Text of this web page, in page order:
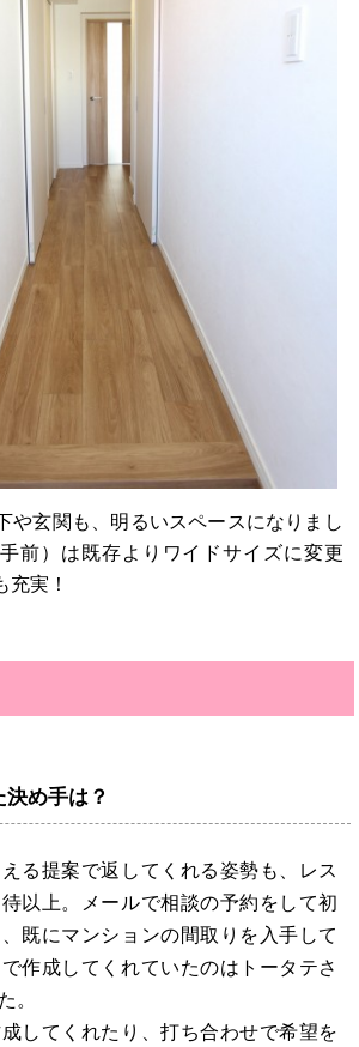
や玄関も、明るいスペースになりまし
前）は既存よりワイドサイズに変更
充実！
決め手は？
る提案で返してくれる姿勢も、レス
以上。メールで相談の予約をして初
既にマンションの間取りを入手して
作成してくれていたのはトータテさ
。
してくれたり、打ち合わせで希望を